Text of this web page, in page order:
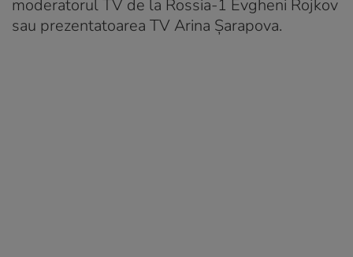
moderatorul TV de la Rossia-1 Evgheni Rojkov
sau prezentatoarea TV Arina Șarapova.